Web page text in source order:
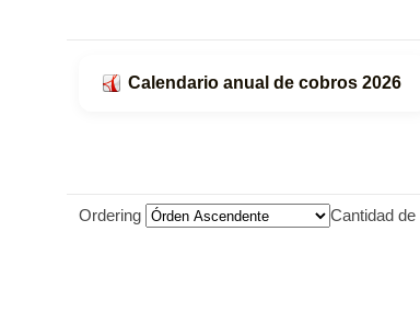
Calendario anual de cobros 2026
Ordering Cantidad